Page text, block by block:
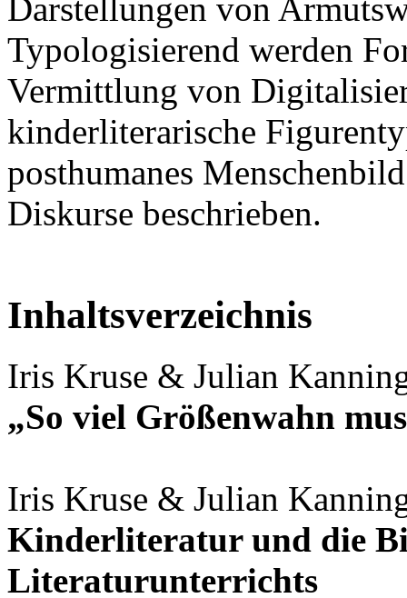
Darstellungen von
Typologisierend werden
Vermittlung von
kinderliterarische
posthumanes
Diskurse beschrieben.
Inhaltsverzeichnis
Iris Kruse & Julian
„So viel Größenwahn
Iris Kruse & Julian
Kinderliteratur und die
Literaturunterrichts